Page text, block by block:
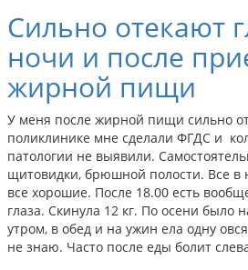
Сильно отекают
ночи и после
жирной пищи
У меня после жирной пищи сильно
поликлинике мне сделали ФГДС и
патологии не выявили.
щитовидки, брюшной полости. Все в
все хорошие. После 18.00 есть
глаза. Скинула 12 кг. По осени было
утром, в обед и на ужин ела одну
не знаю. Часто после еды болит